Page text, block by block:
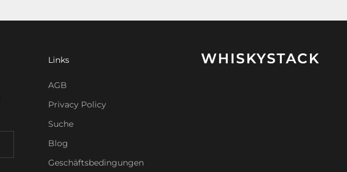
Links
AGB
Privacy Policy
Suche
Blog
Geschäftsbedingungen